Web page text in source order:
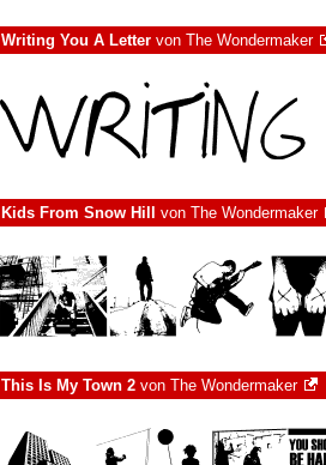
Writing You A Letter von The Wondermaker
Kids From Snow Hill von The Wondermaker
This Is My Town 2 von The Wondermaker